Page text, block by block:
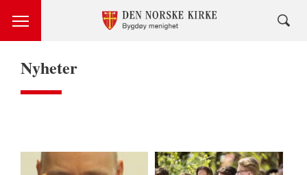
Nyheter